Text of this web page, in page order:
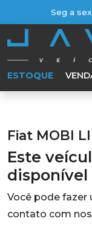
Seg a
ESTOQUE
Fiat MOBI
Este
disponível
Você pode fazer
contato com